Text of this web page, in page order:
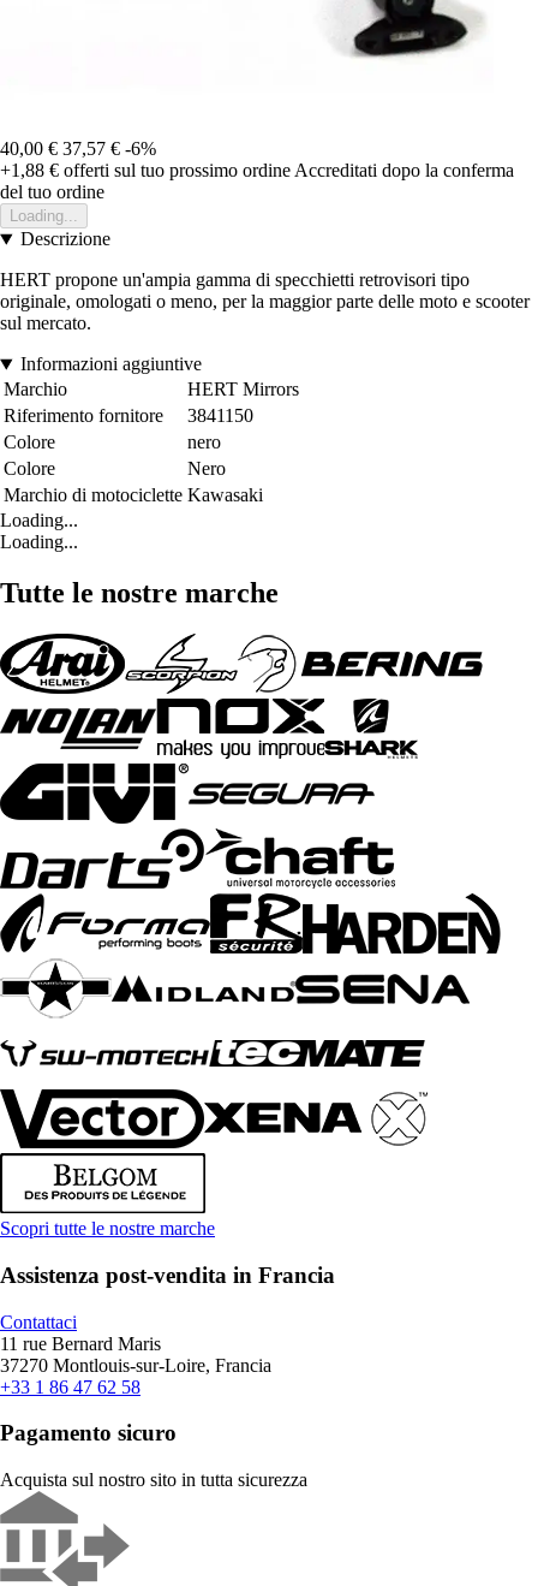
40,00 € 37,57 € -6%
+1,88 € offerti sul tuo prossimo ordineAccreditati dopo la conferma
del tuo ordine
Loading...
Descrizione
HERT propone un'ampia gamma di specchietti retrovisori tipo
originale, omologati o meno, per la maggior parte delle moto e scooter
sul mercato.
Informazioni aggiuntive
Marchio
HERT Mirrors
Riferimento fornitore
3841150
Colore
nero
Colore
Nero
Marchio di motociclette Kawasaki
Loading...
Loading...
Tutte le nostre marche
Scopri tutte le nostre marche
Assistenza post-vendita in Francia
Contattaci
11 rue Bernard Maris
37270 Montlouis-sur-Loire, Francia
+33 1 86 47 62 58
Pagamento sicuro
Acquista sul nostro sito in tutta sicurezza